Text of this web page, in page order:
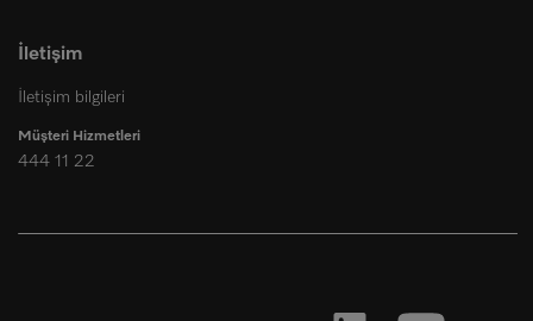
İletişim
İletişim bilgileri
Müşteri Hizmetleri
444 11 22